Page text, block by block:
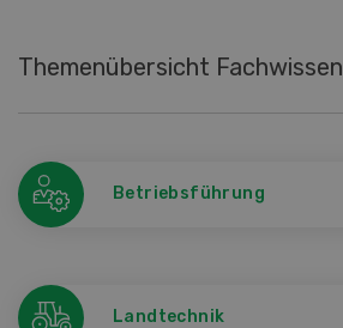
Themenübersicht Fachwissen
Betriebsführung
Landtechnik